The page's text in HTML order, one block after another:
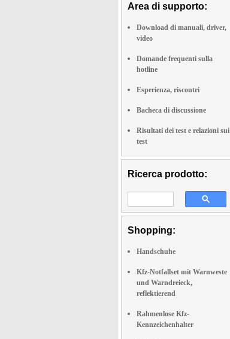
Area di supporto:
Download di manuali, driver,
video
Domande frequenti sulla
hotline
Esperienza, riscontri
Bacheca di discussione
Risultati dei test e relazioni sui
test
Ricerca prodotto:
Shopping:
Handschuhe
Kfz-Notfallset mit Warnweste
und Warndreieck,
reflektierend
Rahmenlose Kfz-
Kennzeichenhalter